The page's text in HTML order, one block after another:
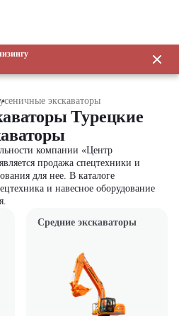
экскаваторы
Турецкие
компании «Центр
продажа спецтехники и
для нее. В каталоге
и навесное оборудование
Средние экскаваторы